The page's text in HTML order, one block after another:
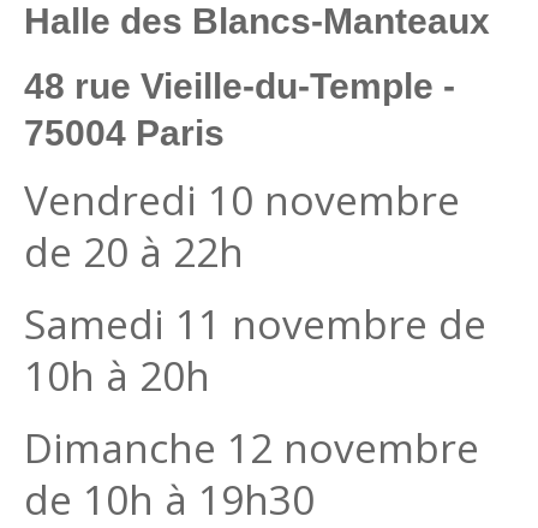
Halle des Blancs-Manteaux
48 rue Vieille-du-Temple -
75004 Paris
Vendredi 10 novembre
de 20 à 22h
Samedi 11 novembre de
10h à 20h
Dimanche 12 novembre
de 10h à 19h30